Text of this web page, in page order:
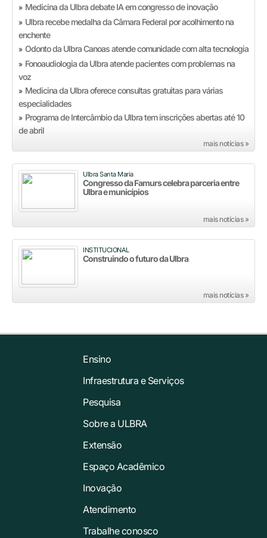
» Medicina da Ulbra debate IA em congresso de inovação
» Ulbra recebe medalha da Câmara Federal por acolhimento na
enchente
» Odonto da Ulbra Canoas atende comunidade com alta tecnologia
» Fonoaudiologia da Ulbra atende pacientes com problemas na
voz
» Medicina da Ulbra oferece consultas gratuitas para várias
especialidades
» Programa de Intercâmbio da Ulbra tem inscrições abertas até 10
de abril
mais notícias »
Ulbra Santa Maria
Congresso da Famurs celebra parceria entre
Ulbra e municípios
mais notícias »
INSTITUCIONAL
Construindo o futuro da Ulbra
mais notícias »
Ensino
Infraestrutura e Serviços
Pesquisa
Sobre a ULBRA
Extensão
Espaço Acadêmico
Inovação
Atendimento
Trabalhe conosco